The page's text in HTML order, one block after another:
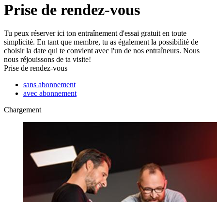
Prise de rendez-vous
Tu peux réserver ici ton entraînement d'essai gratuit en toute
simplicité. En tant que membre, tu as également la possibilité de
choisir la date qui te convient avec l'un de nos entraîneurs. Nous
nous réjouissons de ta visite!
Prise de rendez-vous
sans abonnement
avec abonnement
Chargement